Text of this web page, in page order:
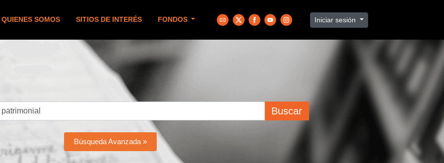
QUIENES SOMOS SITIOS DE INTERÉS FONDOS Iniciar sesión
Buscar
Búsqueda Avanzada »